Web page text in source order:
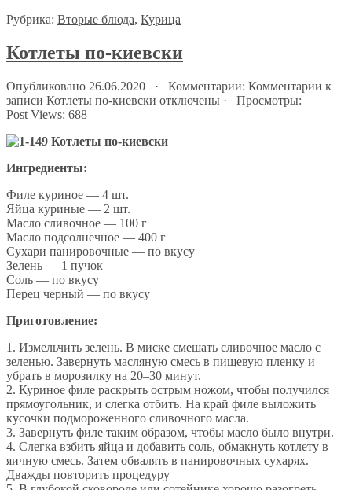
Рубрика: Вторые блюда, Курица
Котлеты по-киевски
Опубликовано 26.06.2020 · Комментарии: Комментарии к
записи Котлеты по-киевски отключены · Просмотры:
Post Views: 688
Ингредиенты:
Филе куриное — 4 шт.
Яйца куриные — 2 шт.
Масло сливочное — 100 г
Масло подсолнечное — 400 г
Сухари панировочные — по вкусу
Зелень — 1 пучок
Соль — по вкусу
Перец черный — по вкусу
Приготовление:
1. Измельчить зелень. В миске смешать сливочное масло с
зеленью. Завернуть масляную смесь в пищевую пленку и
убрать в морозилку на 20–30 минут.
2. Куриное филе раскрыть острым ножом, чтобы получился
прямоугольник, и слегка отбить. На край филе выложить
кусочки подмороженного сливочного масла.
3. Завернуть филе таким образом, чтобы масло было внутри.
4. Слегка взбить яйца и добавить соль, обмакнуть котлету в
яичную смесь. Затем обвалять в панировочных сухарях.
Дважды повторить процедуру